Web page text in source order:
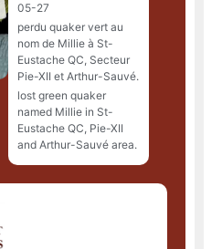
05-27
perdu quaker vert au
nom de Millie à St-
Eustache QC, Secteur
Pie-XII et Arthur-Sauvé.
lost green quaker
named Millie in St-
Eustache QC, Pie-XII
and Arthur-Sauvé area.